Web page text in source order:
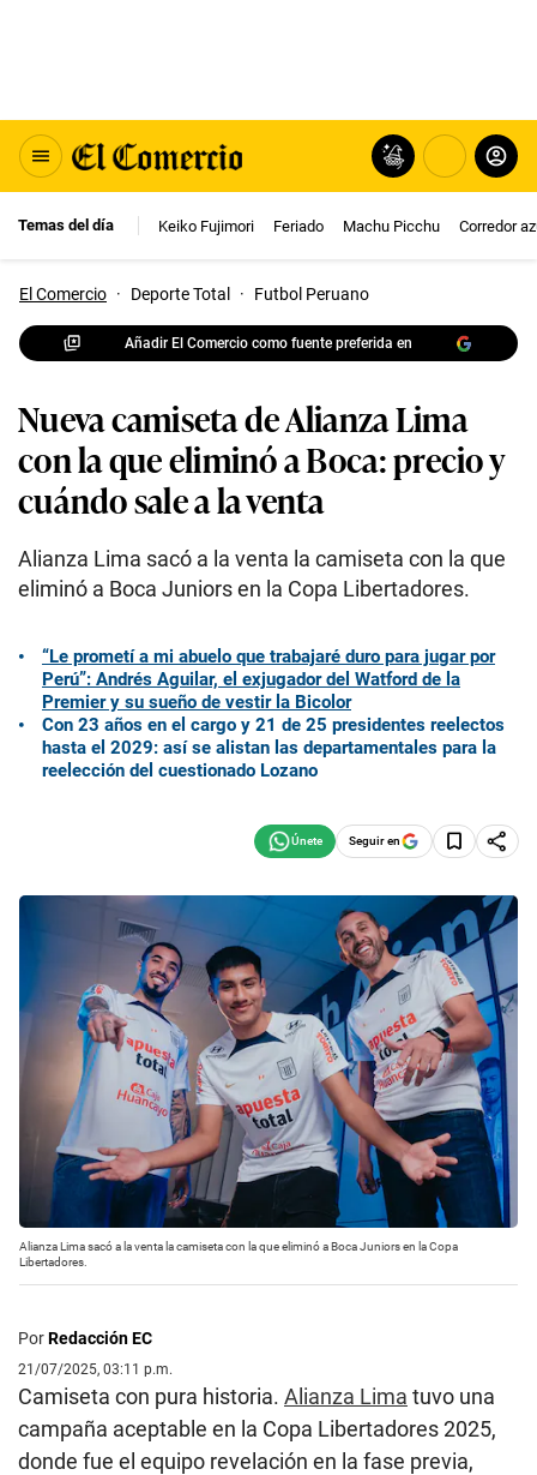
Temas del día Keiko Fujimori Feriado Machu Picchu Corredor
El Comercio · Deporte Total · Futbol Peruano
Añadir El Comercio como fuente preferida en
Nueva camiseta de Alianza Lima
con la que eliminó a Boca: precio y
cuándo sale a la venta
Alianza Lima sacó a la venta la camiseta con la que
eliminó a Boca Juniors en la Copa Libertadores.
“Le prometí a mi abuelo que trabajaré duro para jugar por
Perú”: Andrés Aguilar, el exjugador del Watford de la
Premier y su sueño de vestir la Bicolor
Con 23 años en el cargo y 21 de 25 presidentes reelectos
hasta el 2029: así se alistan las departamentales para la
reelección del cuestionado Lozano
Seguir en
Alianza Lima sacó a la venta la camiseta con la que eliminó a Boca Juniors en la Copa
Libertadores.
PorRedacción EC
21/07/2025, 03:11 p.m.
Camiseta con pura historia. Alianza Lima tuvo una
campaña aceptable en la Copa Libertadores 2025,
donde fue el equipo revelación en la fase previa,